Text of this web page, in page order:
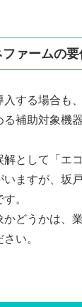
ァームの要
する場合も
る補助対象機
解として「エ
いますが、坂
。
どうかは、
い。